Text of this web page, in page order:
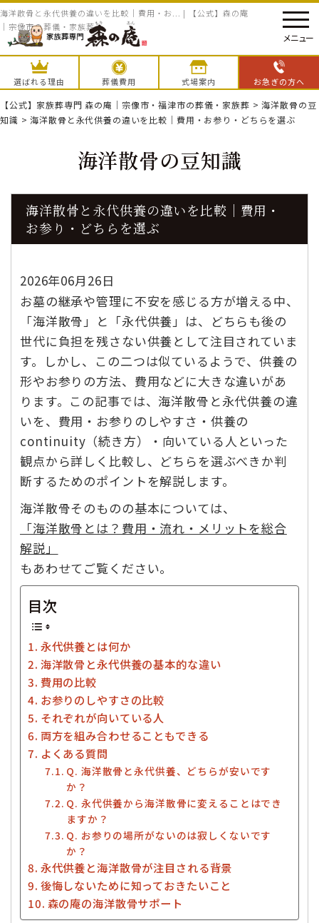
海洋散骨と永代供養の違いを比較｜費用・お... | 【公式】森の庵
｜宗像市の葬儀・家族葬
選ばれる理由 葬儀費用 式場案内 お急ぎの方へ
メニュー
【公式】家族葬専門 森の庵｜宗像市・福津市の葬儀・家族葬 >海洋散骨の豆
知識 >海洋散骨と永代供養の違いを比較｜費用・お参り・どちらを選ぶ
海洋散骨の豆知識
海洋散骨と永代供養の違いを比較｜費用・
お参り・どちらを選ぶ
2026年06月26日
お墓の継承や管理に不安を感じる方が増える中、
「海洋散骨」と「永代供養」は、どちらも後の
世代に負担を残さない供養として注目されていま
す。しかし、この二つは似ているようで、供養の
形やお参りの方法、費用などに大きな違いがあ
ります。この記事では、海洋散骨と永代供養の違
いを、費用・お参りのしやすさ・供養の
continuity（続き方）・向いている人といった
観点から詳しく比較し、どちらを選ぶべきか判
断するためのポイントを解説します。
海洋散骨そのものの基本については、
「海洋散骨とは？費用・流れ・メリットを総合
解説」
もあわせてご覧ください。
目次
永代供養とは何か
海洋散骨と永代供養の基本的な違い
費用の比較
お参りのしやすさの比較
それぞれが向いている人
両方を組み合わせることもできる
よくある質問
Q. 海洋散骨と永代供養、どちらが安いです
か？
Q. 永代供養から海洋散骨に変えることはでき
ますか？
Q. お参りの場所がないのは寂しくないです
か？
永代供養と海洋散骨が注目される背景
後悔しないために知っておきたいこと
森の庵の海洋散骨サポート